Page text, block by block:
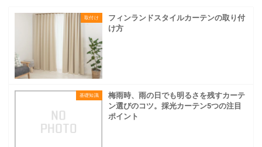
取付け
フィンランドスタイルカーテンの取り付
け方
基礎知識
梅雨時、雨の日でも明るさを残すカーテ
ン選びのコツ。採光カーテン5つの注目
ポイント